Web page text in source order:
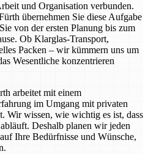
und Organisation verbunden.
übernehmen Sie diese Aufgabe
von der ersten Planung bis zum
Ob Klarglas-Transport,
Packen – wir kümmern uns um
Wesentliche konzentrieren
arbeitet mit einem
im Umgang mit privaten
Wir wissen, wie wichtig es ist, dass
Deshalb planen wir jeden
Ihre Bedürfnisse und Wünsche,